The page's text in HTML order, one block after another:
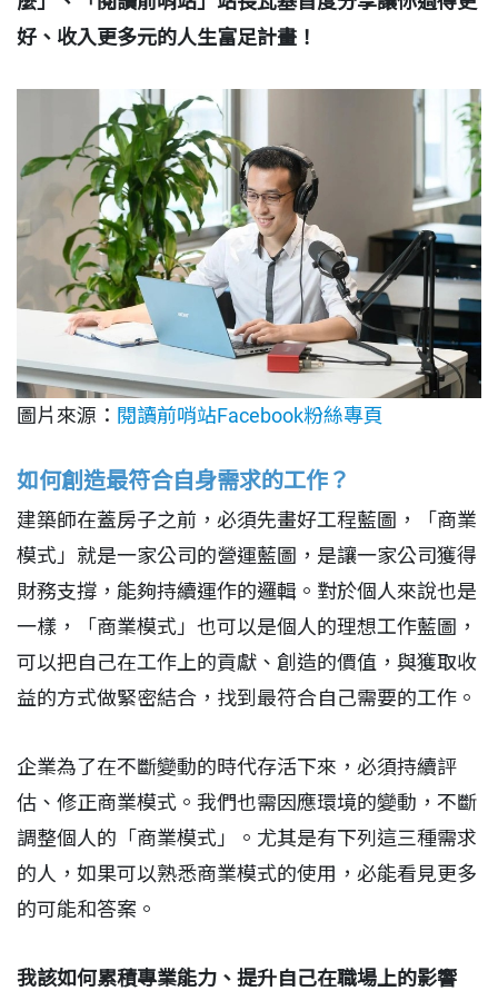
好、收入更多元的人生富足計畫！
圖片來源： 閱讀前哨站Facebook粉絲專頁
如何創造最符合自身需求的工作？
建築師在蓋房子之前，必須先畫好工程藍圖，「商業
模式」就是一家公司的營運藍圖，是讓一家公司獲得
財務支撐，能夠持續運作的邏輯。對於個人來說也是
一樣，「商業模式」也可以是個人的理想工作藍圖，
可以把自己在工作上的貢獻、創造的價值，與獲取收
益的方式做緊密結合，找到最符合自己需要的工作。
企業為了在不斷變動的時代存活下來，必須持續評
估、修正商業模式。我們也需因應環境的變動，不斷
調整個人的「商業模式」。尤其是有下列這三種需求
的人，如果可以熟悉商業模式的使用，必能看見更多
的可能和答案。
我該如何累積專業能力、提升自己在職場上的影響